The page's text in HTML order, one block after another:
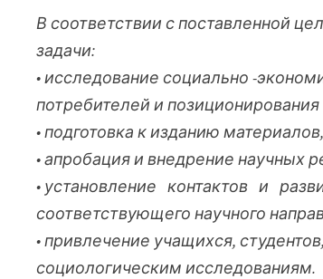
В соответствии с поставленной
задачи:
• исследование социально -
потребителей и
• подготовка к изданию
• апробация и внедрение научных
• установление контактов и
соответствующего научного
• привлечение учащихся,
социологическим исследованиям.